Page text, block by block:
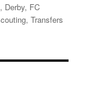
, Derby, FC
,Transfers